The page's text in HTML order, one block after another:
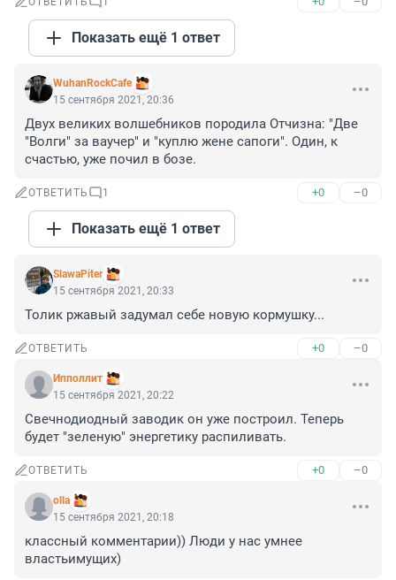
Показать ещё 1 ответ
WuhanRockCafe
15 сентября 2021, 20:36
Двух великих волшебников породила Отчизна: "Две
"Волги" за ваучер" и "куплю жене сапоги". Один, к
счастью, уже почил в бозе.
ОТВЕТИТЬ 1 +0 –0
Показать ещё 1 ответ
SlawaPiter
15 сентября 2021, 20:33
Толик ржавый задумал себе новую кормушку...
ОТВЕТИТЬ +0 –0
Ипполлит
15 сентября 2021, 20:22
Свечнодиодный заводик он уже построил. Теперь
будет "зеленую" энергетику распиливать.
ОТВЕТИТЬ +0 –0
olla
15 сентября 2021, 20:18
классный комментарии)) Люди у нас умнее
властьимущих)